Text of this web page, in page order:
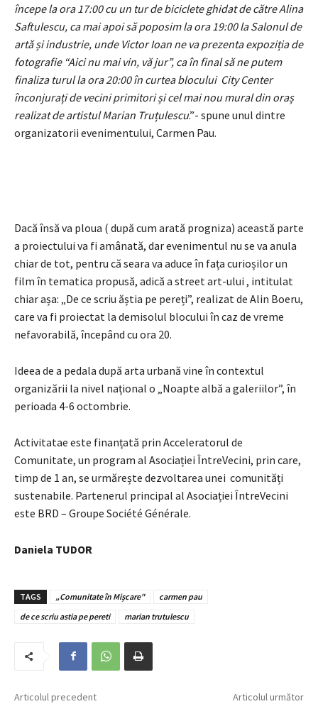
începe la ora 17:00 cu un tur de biciclete ghidat de către Alina
Saftulescu, ca mai apoi să poposim la ora 19:00 la Salonul de
artă și industrie, unde Victor Ioan ne va prezenta expoziția de
fotografie “Aici nu mai vin, vă jur”, ca în final să ne putem
finaliza turul la ora 20:00 în curtea blocului City Center
înconjurați de vecini primitori și cel mai nou mural din oraș
realizat de artistul Marian Truțulescu.”- spune unul dintre
organizatorii evenimentului, Carmen Pau.
Dacă însă va ploua ( după cum arată progniza) această parte
a proiectului va fi amânată, dar evenimentul nu se va anula
chiar de tot, pentru că seara va aduce în fața curioșilor un
film în tematica propusă, adică a street art-ului , intitulat
chiar așa: „De ce scriu ăștia pe pereți”, realizat de Alin Boeru,
care va fi proiectat la demisolul blocului în caz de vreme
nefavorabilă, începând cu ora 20.
Ideea de a pedala după arta urbană vine în contextul
organizării la nivel național o „Noapte albă a galeriilor”, în
perioada 4-6 octombrie.
Activitatae este finanțată prin Acceleratorul de
Comunitate, un program al Asociației ÎntreVecini, prin care,
timp de 1 an, se urmărește dezvoltarea unei comunități
sustenabile. Partenerul principal al Asociației ÎntreVecini
este BRD – Groupe Société Générale.
Daniela TUDOR
TAGS „Comunitate în Mișcare"
carmen pau
de ce scriu astia pe pereti
marian trutulescu
Articolul precedent Articolul următor